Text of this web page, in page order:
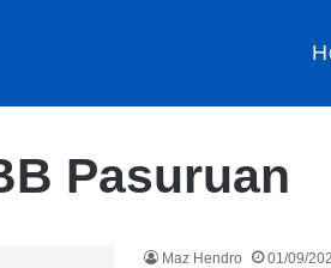
Pasuruan
Maz Hendro 01/09/